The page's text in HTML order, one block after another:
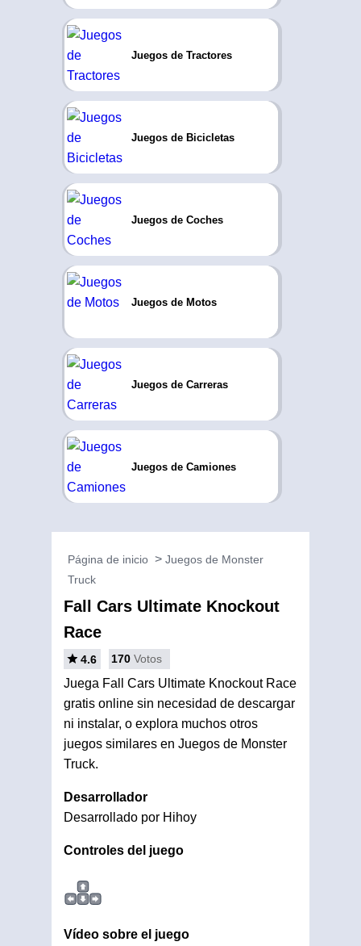
Juegos de Tractores
Juegos de Bicicletas
Juegos de Coches
Juegos de Motos
Juegos de Carreras
Juegos de Camiones
Página de inicio
Juegos de Monster
Truck
Fall Cars Ultimate Knockout
Race
4.6 170 Votos
Juega Fall Cars Ultimate Knockout Race
gratis online sin necesidad de descargar
ni instalar, o explora muchos otros
juegos similares en Juegos de Monster
Truck.
Desarrollador
Desarrollado por Hihoy
Controles del juego
Vídeo sobre el juego